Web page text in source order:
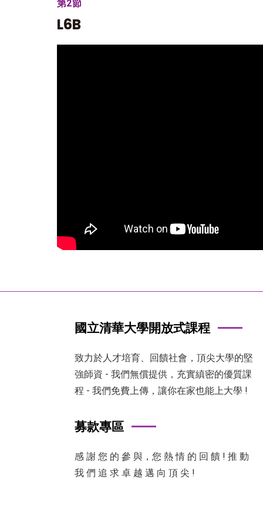
第2節
L6B
國立清華大學開放式課程
致力於人才培育、回饋社會，頂尖大學的堅
強師資 - 我們無償提供，充實縝密的優質課
程 - 我們免費上傳，讓你在家也能上大學 !
募款專區
感 謝 您 的 參 與，您 熱 情 的 回 饋 ! 推 動
我 們 追 求 卓 越 邁 向 頂 尖 !